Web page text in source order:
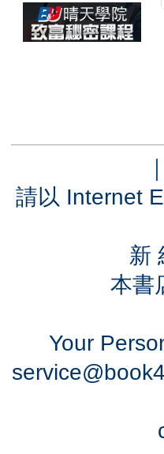
｜
請以 Internet
新
本書
Your